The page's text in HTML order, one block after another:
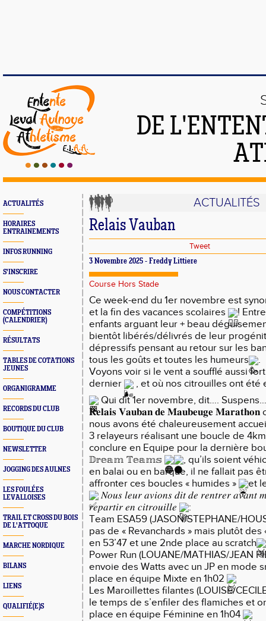
DE
ACTUALITÉS
HORAIRES
ENTRAINEMENTS
INFOS RUNNING
S'INSCRIRE
NOUS CONTACTER
COMPÉTITIONS
(CALENDRIER)
RÉSULTATS
TABLES DE COTATIONS
JEUNES
ORGANIGRAMME
RECORDS DU CLUB
BOUTIQUE DU CLUB
NEWSLETTER
JOGGING DES AULNES
LES FOULÉES
LEVALLOISES
TRAIL ET CROSS DU BOIS
DE L'ATTOQUE
MARCHE NORDIQUE
BILANS
LIENS
QUALIFIÉ(E)S
ACTUALITÉS
Relais Vauban
Tweet
3 Novembre 2025 - Freddy Littiere
Course Hors Stade
Ce week-end du 1er novembre est
et la fin des vacances scolaires
!
enfants arguant leur + beau
bientôt libérés/délivrés de leur
dépressifs pensant au retour sur les
tous les goûts et toutes les humeurs
.
Voyons voir si le vent a soufflé aussi
dernier
, et où nos citrouilles ont été
Qui dit 1er novembre, dit….
𝐑𝐞𝐥𝐚𝐢𝐬 𝐕𝐚𝐮𝐛𝐚𝐧 𝐝𝐞 𝐌𝐚𝐮𝐛𝐞𝐮𝐠𝐞 𝐌𝐚𝐫𝐚𝐭𝐡𝐨𝐧
nous avons été chaleureusement
3 relayeurs réalisant une boucle de
conclure en Equipe pour la dernière
𝔻𝕣𝕖𝕒𝕞 𝕋𝕖𝕒𝕞𝕤
, qu’ils soient
en balai ou en barque, il ne fallait pas
affronter ces boucles « humides »
et
𝑁𝑜𝑢𝑠 𝑙𝑒𝑢𝑟 𝑎𝑣𝑖𝑜𝑛𝑠 𝑑𝑖𝑡 𝑑𝑒 𝑟𝑒𝑛𝑡𝑟𝑒𝑟 𝑎𝑣𝑎𝑛𝑡
𝑟𝑒𝑝𝑎𝑟𝑡𝑖𝑟 𝑒𝑛 𝑐𝑖𝑡𝑟𝑜𝑢𝑖𝑙𝑙𝑒
:
Team ESA59 (JASON/STEPHANE/
pas de « Revanchards » mais plutôt
en 53’47 et une 2nde place au scratch
Power Run (LOUANE/MATHIAS/JEAN
envoie des Watts avec un JP en mode
place en équipe Mixte en 1h02
Les Maroillettes filantes (LOUISE/
le temps de s’enfiler des flamiches et
place en équipe Féminine en 1h04